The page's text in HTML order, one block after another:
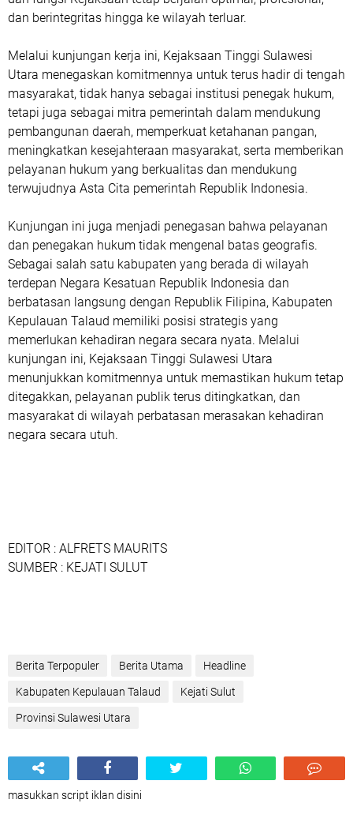
dan berintegritas hingga ke wilayah terluar.
Melalui kunjungan kerja ini, Kejaksaan Tinggi Sulawesi
Utara menegaskan komitmennya untuk terus hadir di tengah
masyarakat, tidak hanya sebagai institusi penegak hukum,
tetapi juga sebagai mitra pemerintah dalam mendukung
pembangunan daerah, memperkuat ketahanan pangan,
meningkatkan kesejahteraan masyarakat, serta memberikan
pelayanan hukum yang berkualitas dan mendukung
terwujudnya Asta Cita pemerintah Republik Indonesia.
Kunjungan ini juga menjadi penegasan bahwa pelayanan
dan penegakan hukum tidak mengenal batas geografis.
Sebagai salah satu kabupaten yang berada di wilayah
terdepan Negara Kesatuan Republik Indonesia dan
berbatasan langsung dengan Republik Filipina, Kabupaten
Kepulauan Talaud memiliki posisi strategis yang
memerlukan kehadiran negara secara nyata. Melalui
kunjungan ini, Kejaksaan Tinggi Sulawesi Utara
menunjukkan komitmennya untuk memastikan hukum tetap
ditegakkan, pelayanan publik terus ditingkatkan, dan
masyarakat di wilayah perbatasan merasakan kehadiran
negara secara utuh.
EDITOR : ALFRETS MAURITS
SUMBER : KEJATI SULUT
Berita Terpopuler Berita Utama Headline
Kabupaten Kepulauan Talaud Kejati Sulut
Provinsi Sulawesi Utara
masukkan script iklan disini